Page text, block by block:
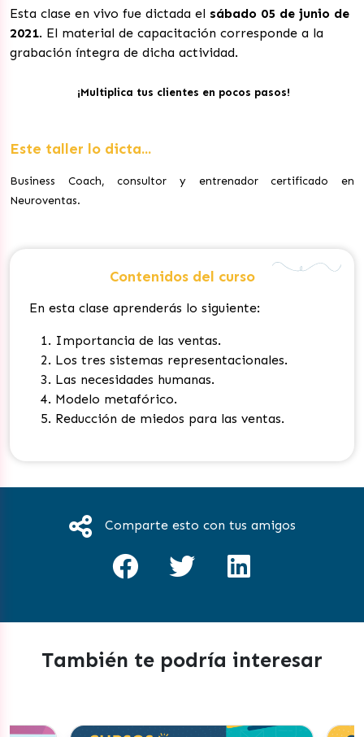
Esta clase en vivo fue dictada el sábado 05 de junio de
2021. El material de capacitación corresponde a la
grabación íntegra de dicha actividad.
¡Multiplica tus clientes en pocos pasos!
Este taller lo dicta...
Business Coach, consultor y entrenador certificado en
Neuroventas.
Contenidos del curso
En esta clase aprenderás lo siguiente:
Importancia de las ventas.
Los tres sistemas representacionales.
Las necesidades humanas.
Modelo metafórico.
Reducción de miedos para las ventas.
Comparte esto con tus amigos
También te podría interesar